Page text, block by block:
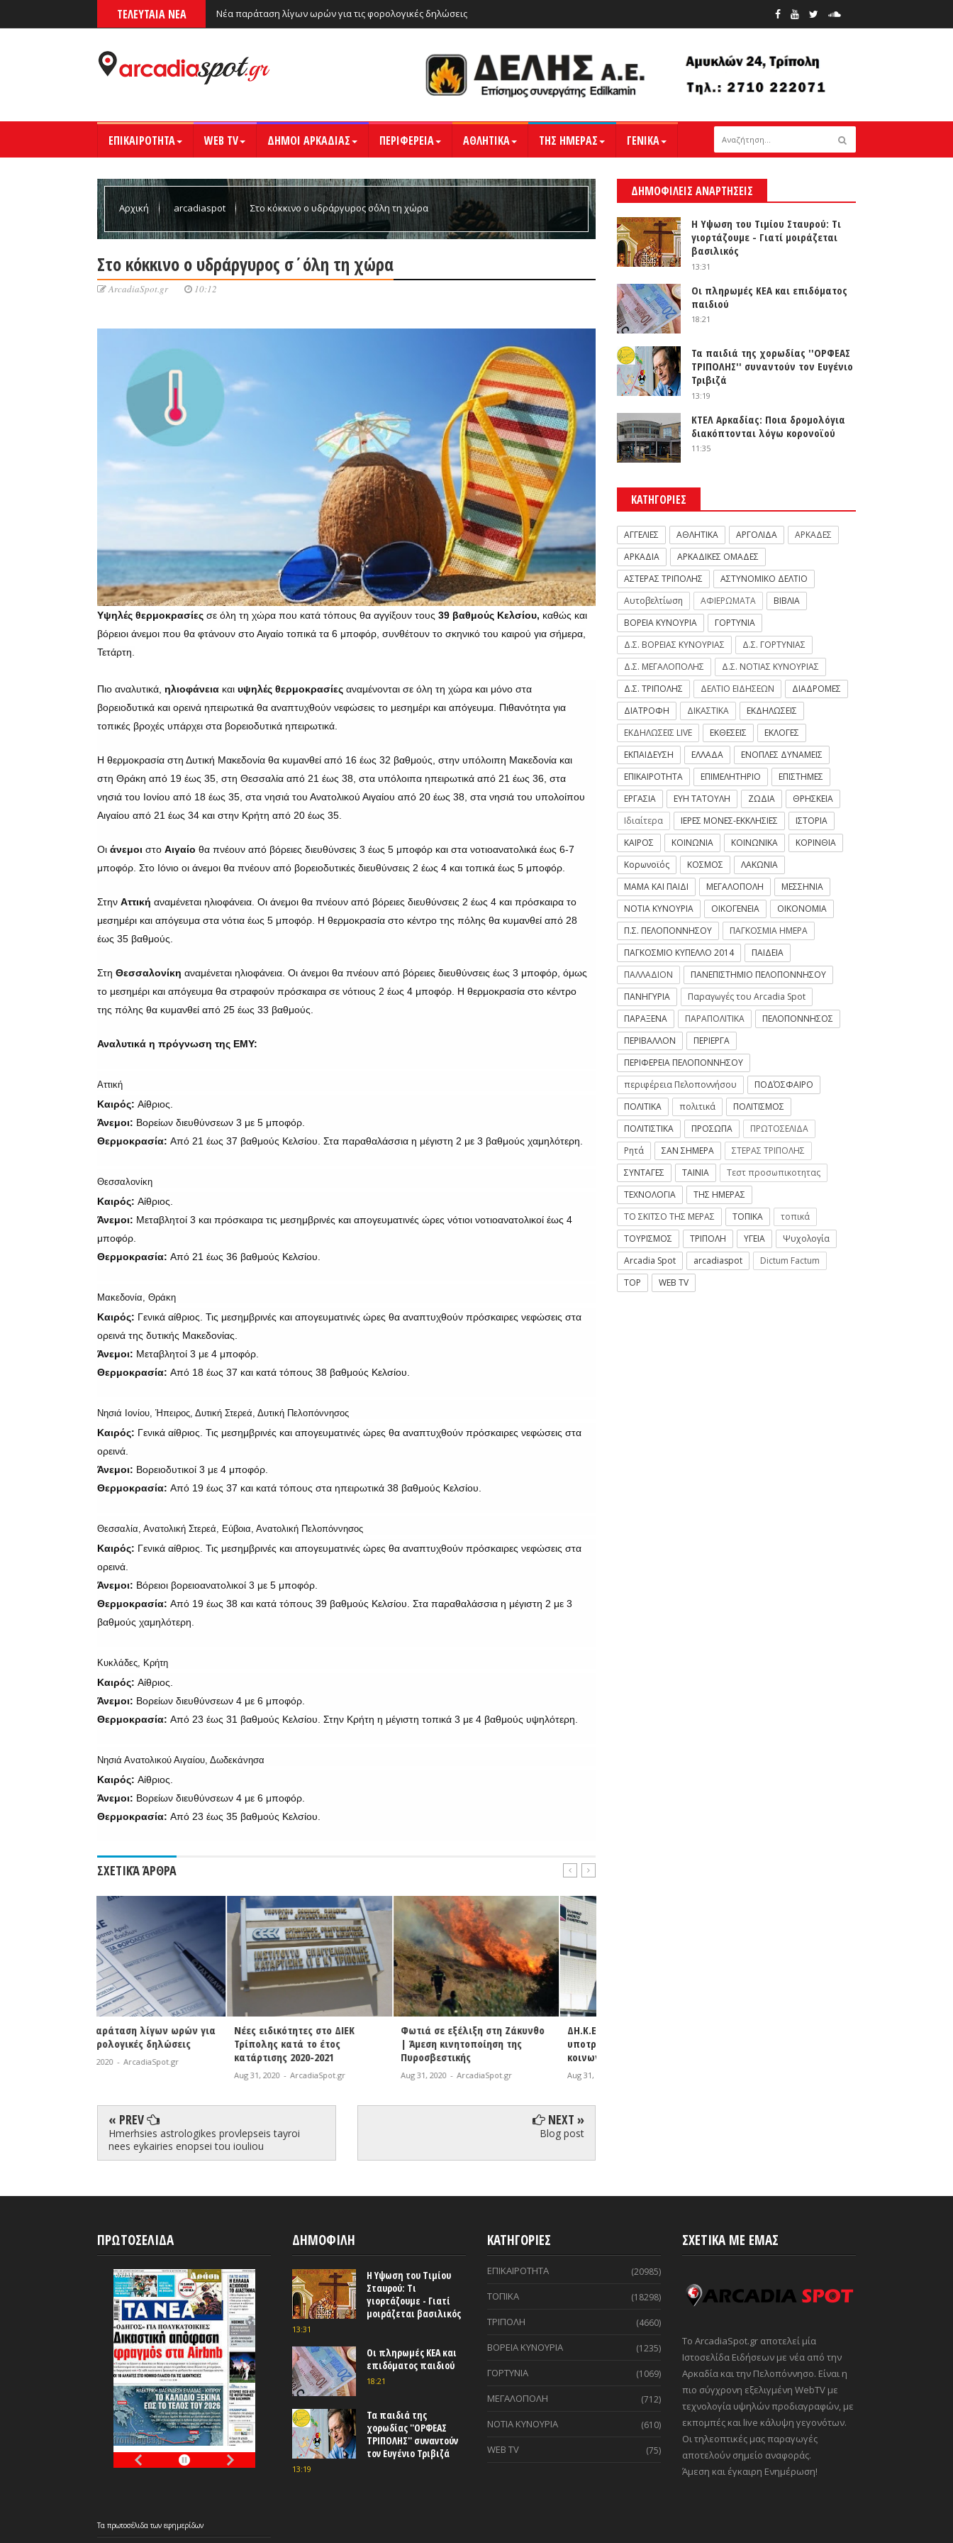
ΤΕΛΕΥΤΑΙΑ ΝΕΑ Νέα παράταση λίγων ωρών για τις φορολογικές δηλώσεις
ΕΠΙΚΑΙΡΟΤΗΤΑ WEB TV ΔΗΜΟΙ ΑΡΚΑΔΙΑΣ ΠΕΡΙΦΕΡΕΙΑ ΑΘΛΗΤΙΚΑ ΤΗΣ ΗΜΕΡΑΣ ΓΕΝΙΚΑ
Αρχική arcadiaspot Στο κόκκινο ο υδράργυρος σ΄όλη τη χώρα
Στο κόκκινο ο υδράργυρος σ΄όλη τη χώρα
ArcadiaSpot.gr 10:12
Υψηλές θερμοκρασίες σε όλη τη χώρα που κατά τόπους θα αγγίξουν τους 39 βαθμούς Κελσίου, καθώς και
βόρειοι άνεμοι που θα φτάνουν στο Αιγαίο τοπικά τα 6 μποφόρ, συνθέτουν το σκηνικό του καιρού για σήμερα,
Τετάρτη.
Πιο αναλυτικά, ηλιοφάνεια και υψηλές θερμοκρασίες αναμένονται σε όλη τη χώρα και μόνο στα
βορειοδυτικά και ορεινά ηπειρωτικά θα αναπτυχθούν νεφώσεις το μεσημέρι και απόγευμα. Πιθανότητα για
τοπικές βροχές υπάρχει στα βορειοδυτικά ηπειρωτικά.
Η θερμοκρασία στη Δυτική Μακεδονία θα κυμανθεί από 16 έως 32 βαθμούς, στην υπόλοιπη Μακεδονία και
στη Θράκη από 19 έως 35, στη Θεσσαλία από 21 έως 38, στα υπόλοιπα ηπειρωτικά από 21 έως 36, στα
νησιά του Ιονίου από 18 έως 35, στα νησιά του Ανατολικού Αιγαίου από 20 έως 38, στα νησιά του υπολοίπου
Αιγαίου από 21 έως 34 και στην Κρήτη από 20 έως 35.
Οι άνεμοι στο Αιγαίο θα πνέουν από βόρειες διευθύνσεις 3 έως 5 μποφόρ και στα νοτιοανατολικά έως 6-7
μποφόρ. Στο Ιόνιο οι άνεμοι θα πνέουν από βορειοδυτικές διευθύνσεις 2 έως 4 και τοπικά έως 5 μποφόρ.
Στην Αττική αναμένεται ηλιοφάνεια. Οι άνεμοι θα πνέουν από βόρειες διευθύνσεις 2 έως 4 και πρόσκαιρα το
μεσημέρι και απόγευμα στα νότια έως 5 μποφόρ. Η θερμοκρασία στο κέντρο της πόλης θα κυμανθεί από 28
έως 35 βαθμούς.
Στη Θεσσαλονίκη αναμένεται ηλιοφάνεια. Οι άνεμοι θα πνέουν από βόρειες διευθύνσεις έως 3 μποφόρ, όμως
το μεσημέρι και απόγευμα θα στραφούν πρόσκαιρα σε νότιους 2 έως 4 μποφόρ. Η θερμοκρασία στο κέντρο
της πόλης θα κυμανθεί από 25 έως 33 βαθμούς.
Αναλυτικά η πρόγνωση της ΕΜΥ:
Αττική
Καιρός: Αίθριος.
Άνεμοι: Βορείων διευθύνσεων 3 με 5 μποφόρ.
Θερμοκρασία: Από 21 έως 37 βαθμούς Κελσίου. Στα παραθαλάσσια η μέγιστη 2 με 3 βαθμούς χαμηλότερη.
Θεσσαλονίκη
Καιρός: Αίθριος.
Άνεμοι: Μεταβλητοί 3 και πρόσκαιρα τις μεσημβρινές και απογευματινές ώρες νότιοι νοτιοανατολικοί έως 4
μποφόρ.
Θερμοκρασία: Από 21 έως 36 βαθμούς Κελσίου.
Μακεδονία, Θράκη
Καιρός: Γενικά αίθριος. Τις μεσημβρινές και απογευματινές ώρες θα αναπτυχθούν πρόσκαιρες νεφώσεις στα
ορεινά της δυτικής Μακεδονίας.
Άνεμοι: Μεταβλητοί 3 με 4 μποφόρ.
Θερμοκρασία: Από 18 έως 37 και κατά τόπους 38 βαθμούς Κελσίου.
Νησιά Ιονίου, Ήπειρος, Δυτική Στερεά, Δυτική Πελοπόννησος
Καιρός: Γενικά αίθριος. Τις μεσημβρινές και απογευματινές ώρες θα αναπτυχθούν πρόσκαιρες νεφώσεις στα
ορεινά.
Άνεμοι: Βορειοδυτικοί 3 με 4 μποφόρ.
Θερμοκρασία: Από 19 έως 37 και κατά τόπους στα ηπειρωτικά 38 βαθμούς Κελσίου.
Θεσσαλία, Ανατολική Στερεά, Εύβοια, Ανατολική Πελοπόννησος
Καιρός: Γενικά αίθριος. Τις μεσημβρινές και απογευματινές ώρες θα αναπτυχθούν πρόσκαιρες νεφώσεις στα
ορεινά.
Άνεμοι: Βόρειοι βορειοανατολικοί 3 με 5 μποφόρ.
Θερμοκρασία: Από 19 έως 38 και κατά τόπους 39 βαθμούς Κελσίου. Στα παραθαλάσσια η μέγιστη 2 με 3
βαθμούς χαμηλότερη.
Κυκλάδες, Κρήτη
Καιρός: Αίθριος.
Άνεμοι: Βορείων διευθύνσεων 4 με 6 μποφόρ.
Θερμοκρασία: Από 23 έως 31 βαθμούς Κελσίου. Στην Κρήτη η μέγιστη τοπικά 3 με 4 βαθμούς υψηλότερη.
Νησιά Ανατολικού Αιγαίου, Δωδεκάνησα
Καιρός: Αίθριος.
Άνεμοι: Βορείων διευθύνσεων 4 με 6 μποφόρ.
Θερμοκρασία: Από 23 έως 35 βαθμούς Κελσίου.
ΣΧΕΤΙΚΆ ΆΡΘΡΑ
Νέες ειδικότητες στο ΔΙΕΚ
Τρίπολης κατά το έτος
κατάρτισης 2020-2021
Φωτιά σε εξέλιξη στη Ζάκυνθο
| Άμεση κινητοποίηση της
Πυροσβεστικής
Aug 31, 2020 - ArcadiaSpot.gr
ΔΗ.Κ.Ε.Γ. | Χορήγηση
υποτροφιών του ΕΑΠ στους
κοινωνικά ασθενέστερους
Aug 31, 2020 - ArcadiaSpot.gr
« PREV
Hmerhsies astrologikes provlepseis tayroi
nees eykairies enopsei tou iouliou
NEXT »
Blog post
ΔΗΜΟΦΙΛΕΙΣ ΑΝΑΡΤΗΣΕΙΣ
Η Υψωση του Τιμίου Σταυρού: Τι
γιορτάζουμε - Γιατί μοιράζεται
βασιλικός
13:31
Οι πληρωμές ΚΕΑ και επιδόματος
παιδιού
18:21
Τα παιδιά της χορωδίας ''ΟΡΦΕΑΣ
ΤΡΙΠΟΛΗΣ'' συναντούν τον Ευγένιο
Τριβιζά
13:19
ΚΤΕΛ Αρκαδίας: Ποια δρομολόγια
διακόπτονται λόγω κορονοϊού
11:35
ΚΑΤΗΓΟΡΙΕΣ
ΑΓΓΕΛΙΕΣ ΑΘΛΗΤΙΚΑ ΑΡΓΟΛΙΔΑ
ΑΡΚΑΔΕΣ
ΑΡΚΑΔΙΑ
ΑΡΚΑΔΙΚΕΣ ΟΜΑΔΕΣ
ΑΣΤΕΡΑΣ ΤΡΙΠΟΛΗΣ
ΑΣΤΥΝΟΜΙΚΟ ΔΕΛΤΙΟ
Αυτοβελτίωση
ΑΦΙΕΡΩΜΑΤΑ
ΒΙΒΛΙΑ
ΒΟΡΕΙΑ ΚΥΝΟΥΡΙΑ
ΓΟΡΤΥΝΙΑ
Δ.Σ. ΒΟΡΕΙΑΣ ΚΥΝΟΥΡΙΑΣ
Δ.Σ. ΓΟΡΤΥΝΙΑΣ
Δ.Σ. ΜΕΓΑΛΟΠΟΛΗΣ
Δ.Σ. ΝΟΤΙΑΣ ΚΥΝΟΥΡΙΑΣ
Δ.Σ. ΤΡΙΠΟΛΗΣ
ΔΕΛΤΙΟ ΕΙΔΗΣΕΩΝ
ΔΙΑΔΡΟΜΕΣ
ΔΙΑΤΡΟΦΗ
ΔΙΚΑΣΤΙΚΑ
ΕΚΔΗΛΩΣΕΙΣ
ΕΚΔΗΛΩΣΕΙΣ LIVE
ΕΚΘΕΣΕΙΣ
ΕΚΛΟΓΕΣ
ΕΚΠΑΙΔΕΥΣΗ
ΕΛΛΑΔΑ
ΕΝΟΠΛΕΣ ΔΥΝΑΜΕΙΣ
ΕΠΙΚΑΙΡΟΤΗΤΑ
ΕΠΙΜΕΛΗΤΗΡΙΟ
ΕΠΙΣΤΗΜΕΣ
ΕΡΓΑΣΙΑ
ΕΥΗ ΤΑΤΟΥΛΗ ΖΩΔΙΑ
ΘΡΗΣΚΕΙΑ
Ιδιαίτερα
ΙΕΡΕΣ ΜΟΝΕΣ-ΕΚΚΛΗΣΙΕΣ
ΙΣΤΟΡΙΑ
ΚΑΙΡΟΣ
ΚΟΙΝΩΝΙΑ ΚΟΙΝΩΝΙΚΑ
ΚΟΡΙΝΘΙΑ
Κορωνοϊός
ΚΟΣΜΟΣ
ΛΑΚΩΝΙΑ
ΜΑΜΑ ΚΑΙ ΠΑΙΔΙ
ΜΕΓΑΛΟΠΟΛΗ
ΜΕΣΣΗΝΙΑ
ΝΟΤΙΑ ΚΥΝΟΥΡΙΑ
ΟΙΚΟΓΕΝΕΙΑ
ΟΙΚΟΝΟΜΙΑ
Π.Σ. ΠΕΛΟΠΟΝΝΗΣΟΥ
ΠΑΓΚΟΣΜΙΑ ΗΜΕΡΑ
ΠΑΓΚΟΣΜΙΟ ΚΥΠΕΛΛΟ 2014
ΠΑΙΔΕΙΑ
ΠΑΛΛΑΔΙΟΝ
ΠΑΝΕΠΙΣΤΗΜΙΟ ΠΕΛΟΠΟΝΝΗΣΟΥ
ΠΑΝΗΓΥΡΙΑ
Παραγωγές του Arcadia Spot
ΠΑΡΑΞΕΝΑ
ΠΑΡΑΠΟΛΙΤΙΚΑ
ΠΕΛΟΠΟΝΝΗΣΟΣ
ΠΕΡΙΒΑΛΛΟΝ
ΠΕΡΙΕΡΓΑ
ΠΕΡΙΦΕΡΕΙΑ ΠΕΛΟΠΟΝΝΗΣΟΥ
περιφέρεια Πελοποννήσου
ΠΟΔΌΣΦΑΙΡΟ
ΠΟΛΙΤΙΚΑ
πολιτικά
ΠΟΛΙΤΙΣΜΟΣ
ΠΟΛΙΤΙΣΤΙΚΑ
ΠΡΟΣΩΠΑ
ΠΡΩΤΟΣΕΛΙΔΑ
Ρητά
ΣΑΝ ΣΗΜΕΡΑ
ΣΤΕΡΑΣ ΤΡΙΠΟΛΗΣ
ΣΥΝΤΑΓΕΣ
ΤΑΙΝΙΑ
Τεστ προσωπικοτητας
ΤΕΧΝΟΛΟΓΙΑ
ΤΗΣ ΗΜΕΡΑΣ
ΤΟ ΣΚΙΤΣΟ ΤΗΣ ΜΕΡΑΣ
ΤΟΠΙΚΑ
τοπικά
ΤΟΥΡΙΣΜΟΣ
ΤΡΙΠΟΛΗ ΥΓΕΙΑ
Ψυχολογία
Arcadia Spot
arcadiaspot
Dictum Factum
TOP
WEB TV
ΠΡΩΤΟΣΕΛΙΔΑ
Τα πρωτοσέλιδατων εφημερίδων
ΔΗΜΟΦΙΛΗ
Η Υψωση του Τιμίου
Σταυρού: Τι
γιορτάζουμε - Γιατί
μοιράζεται βασιλικός
13:31
Οι πληρωμές ΚΕΑ και
επιδόματος παιδιού
18:21
Τα παιδιά της
χορωδίας ''ΟΡΦΕΑΣ
ΤΡΙΠΟΛΗΣ'' συναντούν
τον Ευγένιο Τριβιζά
13:19
ΚΑΤΗΓΟΡΙΕΣ
ΕΠΙΚΑΙΡΟΤΗΤΑ (20985)
ΤΟΠΙΚΑ (18298)
ΤΡΙΠΟΛΗ (4660)
ΒΟΡΕΙΑ ΚΥΝΟΥΡΙΑ (1235)
ΓΟΡΤΥΝΙΑ (1069)
ΜΕΓΑΛΟΠΟΛΗ (712)
ΝΟΤΙΑ ΚΥΝΟΥΡΙΑ (610)
WEB TV (75)
ΣΧΕΤΙΚΑ ΜΕ ΕΜΑΣ
Το ArcadiaSpot.gr αποτελεί μία
Ιστοσελίδα Ειδήσεων με νέα από την
Αρκαδία και την Πελοπόννησο. Είναι η
πιο σύγχρονη εξελιγμένη WebTV με
τεχνολογία υψηλών προδιαγραφών, με
εκπομπές και live κάλυψη γεγονότων.
Οι τηλεοπτικές μας παραγωγές
αποτελούν σημείο αναφοράς.
Άμεση και έγκαιρη Ενημέρωση!